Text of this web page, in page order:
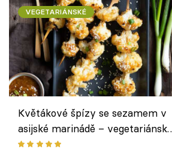
VEGETARIÁNSKÉ
Květákové špízy se sezamem v
asijské marinádě – vegetariánská
chuťovka z grilu